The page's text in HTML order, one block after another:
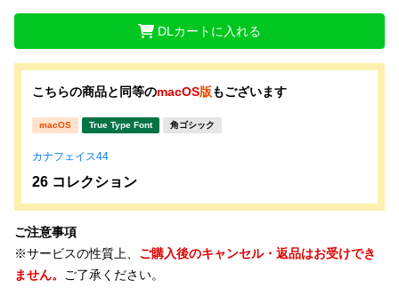
DLカートに入れる
こちらの商品と同等のmacOS版もございます
macOS True Type Font 角ゴシック
カナフェイス44
26 コレクション
ご注意事項
※サービスの性質上、 ご購入後のキャンセル・返品はお受けでき
ません。 ご了承ください。